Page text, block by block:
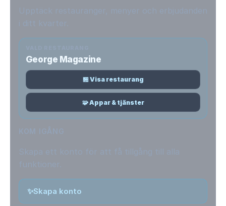
George Magazine
🏪 Visa restaurang
🧩 Appar & tjänster
✨Skapa konto